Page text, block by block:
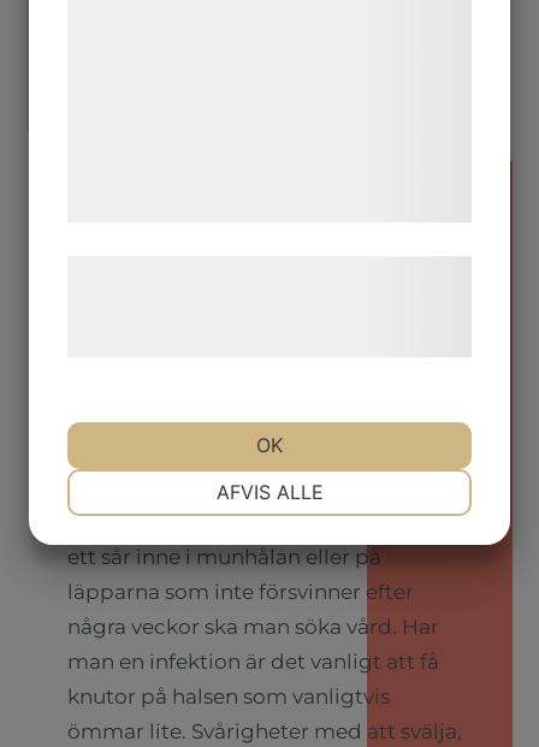
infektion eller ser någon annan tydlig
hes är vanligt symptom som ofta beror
på något annat än cancer.
Upptäcker man en knöl, en vårta eller
ett sår inne i munhålan eller på
läpparna som inte försvinner efter
några veckor ska man söka vård. Har
man en infektion är det vanligt att få
knutor på halsen som vanligtvis
ömmar lite. Svårigheter med att svälja,
MARKETING STATISTIK
AFVIS ALLE
OK